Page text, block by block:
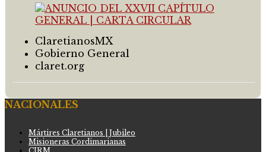
ClaretianosMX
Gobierno General
claret.org
NACIONALES
Mártires Claretianos | Jubileo
Misioneras Cordimarianas